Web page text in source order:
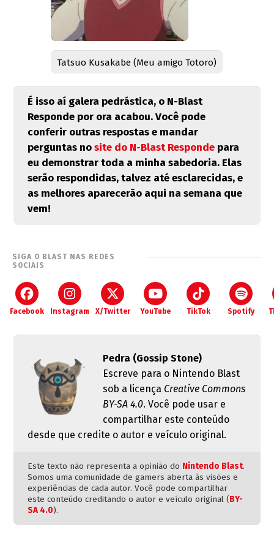
Tatsuo Kusakabe (Meu amigo Totoro)
É isso aí galera pedrástica, o N-Blast
Responde por ora acabou. Você pode
conferir outras respostas e mandar
perguntas nosite do N-Blast Respondepara
eu demonstrar toda a minha sabedoria. Elas
serão respondidas, talvez até esclarecidas, e
as melhores aparecerão aqui na semana que
vem!
SIGA O BLAST NAS REDES
SOCIAIS
Facebook Instagram X/Twitter YouTube TikTok Spotify
Pedra (Gossip Stone)
Escreve para o Nintendo Blast
sob a licença Creative Commons
BY-SA 4.0. Você pode usar e
compartilhar este conteúdo
desde que credite o autor e veículo original.
Este texto não representa a opinião do Nintendo Blast.
Somos uma comunidade de gamers aberta às visões e
experiências de cada autor. Você pode compartilhar
este conteúdo creditando o autor e veículo original (BY-
SA 4.0).